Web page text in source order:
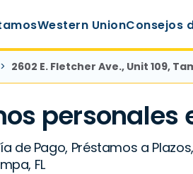
MenuWestern UnionConsejos
2602 E. Fletcher Ave., Unit 109,
personales
de Pago, Préstamos a
FL